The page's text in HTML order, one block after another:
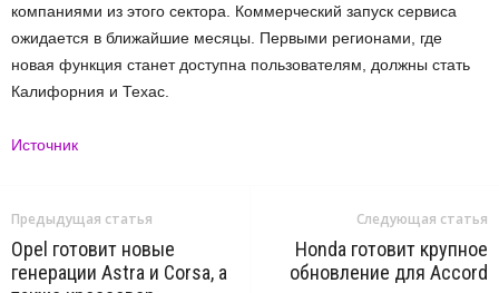
компаниями из этого сектора. Коммерческий запуск сервиса
ожидается в ближайшие месяцы. Первыми регионами, где
новая функция станет доступна пользователям, должны стать
Калифорния и Техас.
Источник
Предыдущая статья
Opel готовит новые
генерации Astra и Corsa, а
Следующая статья
Honda готовит крупное
обновление для Accord